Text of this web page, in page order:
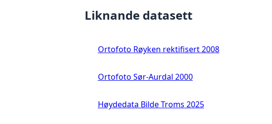
Liknande datasett
Ortofoto Røyken rektifisert 2008
Ortofoto Sør-Aurdal 2000
Høydedata Bilde Troms 2025